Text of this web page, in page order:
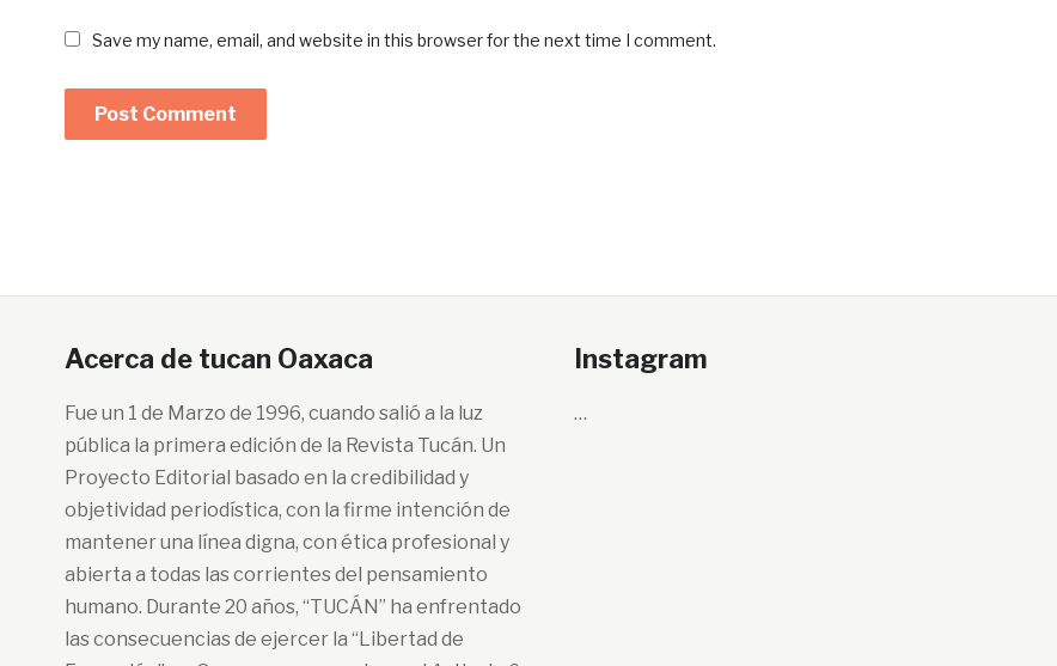
Save my name, email, and website in this browser for the next time I comment.
Acerca de tucan Oaxaca
Fue un 1 de Marzo de 1996, cuando salió a la luz
pública la primera edición de la Revista Tucán. Un
Proyecto Editorial basado en la credibilidad y
objetividad periodística, con la firme intención de
mantener una línea digna, con ética profesional y
abierta a todas las corrientes del pensamiento
humano. Durante 20 años, “TUCÁN” ha enfrentado
las consecuencias de ejercer la “Libertad de
Instagram
…